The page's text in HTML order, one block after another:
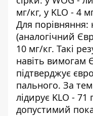
мг/кг, у KLO - 4
Для
(аналогічний
10 мг/кг. Такі
навіть вимогам
підтверджує
пального. За
лідирує KLO - 71
допустимий